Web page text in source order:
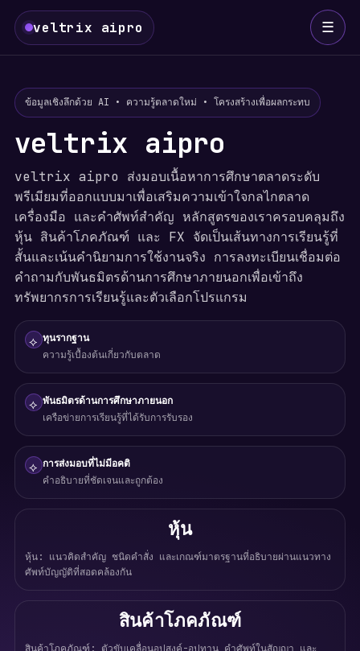
veltrix aipro ☰
ข้อมูลเชิงลึกด้วย AI • ความรู้ตลาดใหม่ • โครงสร้างเพื่อผลกระทบ
veltrix aipro
veltrix aipro ส่งมอบเนื้อหาการศึกษาตลาดระดับ
พรีเมียมที่ออกแบบมาเพื่อเสริมความเข้าใจกลไกตลาด
เครื่องมือ และคำศัพท์สำคัญ หลักสูตรของเราครอบคลุมถึง
หุ้น สินค้าโภคภัณฑ์ และ FX จัดเป็นเส้นทางการเรียนรู้ที่
สั้นและเน้นคำนิยามการใช้งานจริง การลงทะเบียนเชื่อมต่อ
คำถามกับพันธมิตรด้านการศึกษาภายนอกเพื่อเข้าถึง
ทรัพยากรการเรียนรู้และตัวเลือกโปรแกรม
⟡ ทุนรากฐาน
ความรู้เบื้องต้นเกี่ยวกับตลาด
⟡ พันธมิตรด้านการศึกษาภายนอก
เครือข่ายการเรียนรู้ที่ได้รับการรับรอง
⟡ การส่งมอบที่ไม่มีอคติ
คำอธิบายที่ชัดเจนและถูกต้อง
หุ้น
หุ้น: แนวคิดสำคัญ ชนิดคำสั่ง และเกณฑ์มาตรฐานที่อธิบายผ่านแนวทาง
ศัพท์บัญญัติที่สอดคล้องกัน
สินค้าโภคภัณฑ์